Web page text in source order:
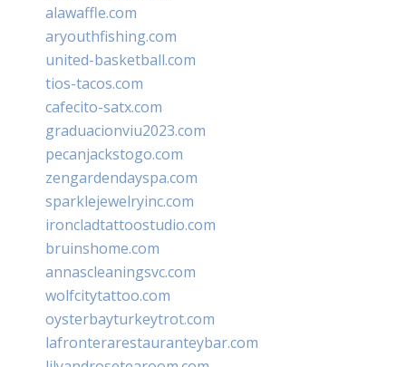
alawaffle.com
aryouthfishing.com
united-basketball.com
tios-tacos.com
cafecito-satx.com
graduacionviu2023.com
pecanjackstogo.com
zengardendayspa.com
sparklejewelryinc.com
ironcladtattoostudio.com
bruinshome.com
annascleaningsvc.com
wolfcitytattoo.com
oysterbayturkeytrot.com
lafronterarestauranteybar.com